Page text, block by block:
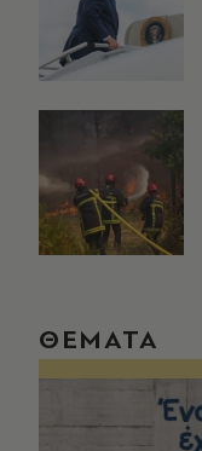
ΘΕΜΑΤΑ